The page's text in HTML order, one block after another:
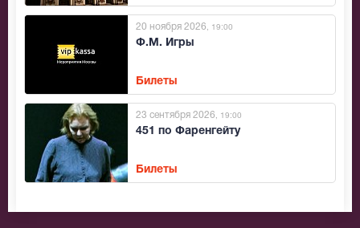
Ф.М. Игры
20 ноября 2026 , 19:00
Билеты
451 по Фаренгейту
23 сентября 2026 , 19:00
Билеты